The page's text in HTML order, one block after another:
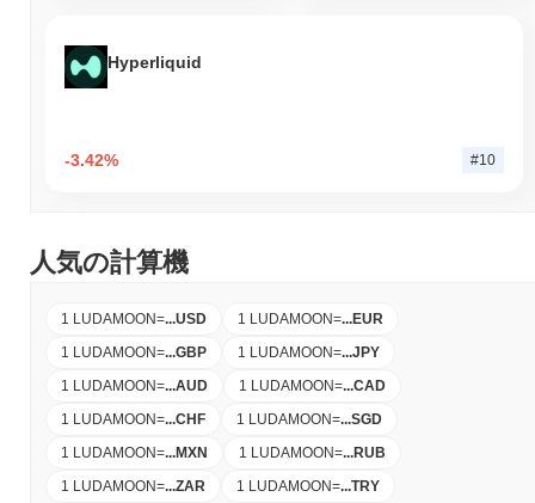
Hyperliquid
-3.42% #10
人気の計算機
1 LUDAMOON=...USD 1 LUDAMOON=...EUR
1 LUDAMOON=...GBP 1 LUDAMOON=...JPY
1 LUDAMOON=...AUD 1 LUDAMOON=...CAD
1 LUDAMOON=...CHF 1 LUDAMOON=...SGD
1 LUDAMOON=...MXN 1 LUDAMOON=...RUB
1 LUDAMOON=...ZAR 1 LUDAMOON=...TRY